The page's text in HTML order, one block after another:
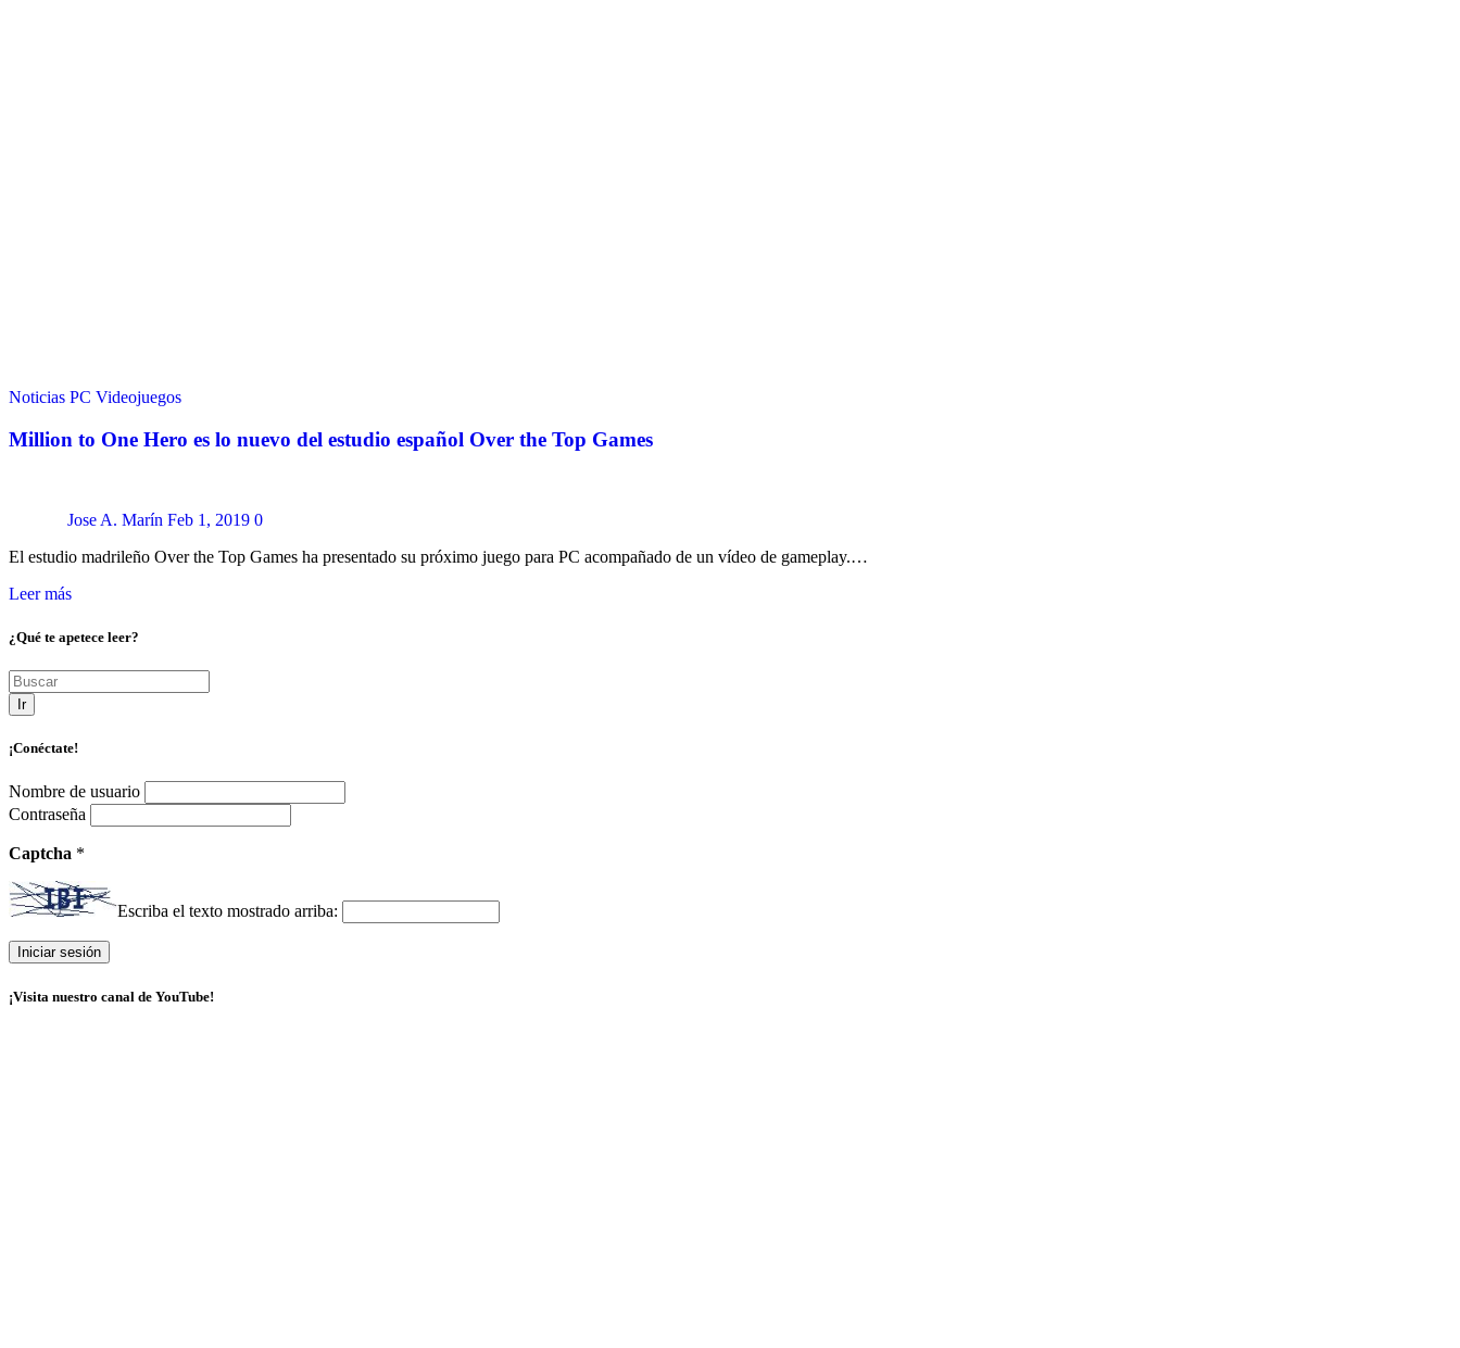
Noticias PC Videojuegos
Million to One Hero es lo nuevo del estudio español Over the Top Games
Jose A. Marín Feb 1, 2019 0
El estudio madrileño Over the Top Games ha presentado su próximo juego para PC acompañado de un vídeo de gameplay.…
Leer más
¿Qué te apetece leer?
Ir
¡Conéctate!
Nombre de usuario
Contraseña
Captcha *
Escriba el texto mostrado arriba:
¡Visita nuestro canal de YouTube!